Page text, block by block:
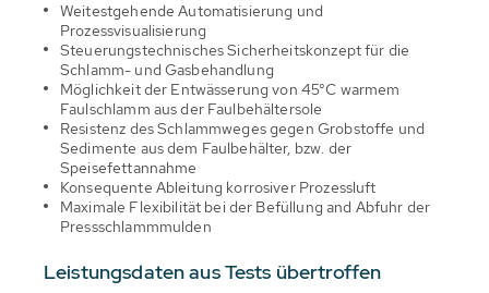
Weitestgehende Automatisierung und
Prozessvisualisierung
Steuerungstechnisches Sicherheitskonzept für die
Schlamm- und Gasbehandlung
Möglichkeit der Entwässerung von 45°C warmem
Faulschlamm aus der Faulbehältersole
Resistenz des Schlammweges gegen Grobstoffe und
Sedimente aus dem Faulbehälter, bzw. der
Speisefettannahme
Konsequente Ableitung korrosiver Prozessluft
Maximale Flexibilität bei der Befüllung and Abfuhr der
Pressschlammmulden
Leistungsdaten aus Tests übertroffen